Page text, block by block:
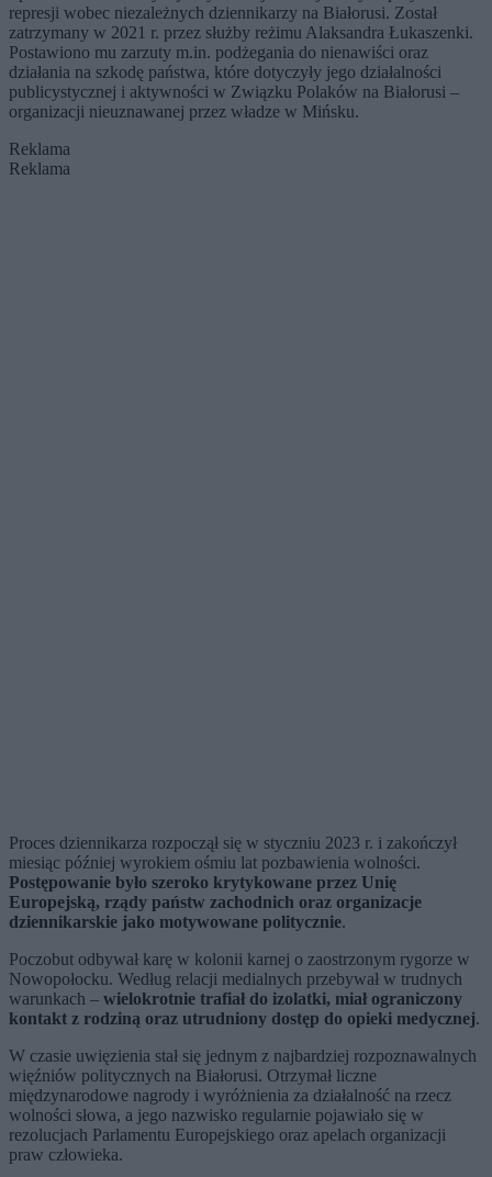
represji wobec niezależnych dziennikarzy na Białorusi. Został
zatrzymany w 2021 r. przez służby reżimu Alaksandra Łukaszenki.
Postawiono mu zarzuty m.in. podżegania do nienawiści oraz
działania na szkodę państwa, które dotyczyły jego działalności
publicystycznej i aktywności w Związku Polaków na Białorusi –
organizacji nieuznawanej przez władze w Mińsku.
Reklama
Reklama
Proces dziennikarza rozpoczął się w styczniu 2023 r. i zakończył
miesiąc później wyrokiem ośmiu lat pozbawienia wolności.
Postępowanie było szeroko krytykowane przez Unię
Europejską, rządy państw zachodnich oraz organizacje
dziennikarskie jako motywowane politycznie.
Poczobut odbywał karę w kolonii karnej o zaostrzonym rygorze w
Nowopołocku. Według relacji medialnych przebywał w trudnych
warunkach – wielokrotnie trafiał do izolatki, miał ograniczony
kontakt z rodziną oraz utrudniony dostęp do opieki medycznej.
W czasie uwięzienia stał się jednym z najbardziej rozpoznawalnych
więźniów politycznych na Białorusi. Otrzymał liczne
międzynarodowe nagrody i wyróżnienia za działalność na rzecz
wolności słowa, a jego nazwisko regularnie pojawiało się w
rezolucjach Parlamentu Europejskiego oraz apelach organizacji
praw człowieka.